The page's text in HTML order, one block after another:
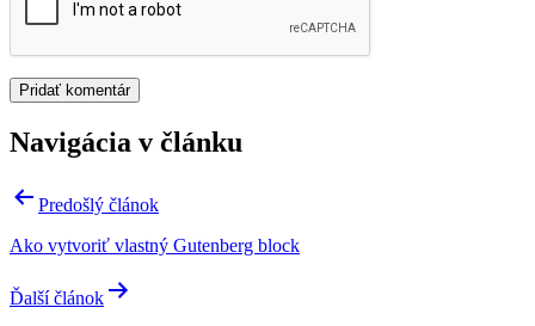
Navigácia v článku
Predošlý článok
Ako vytvoriť vlastný Gutenberg block
Ďalší článok